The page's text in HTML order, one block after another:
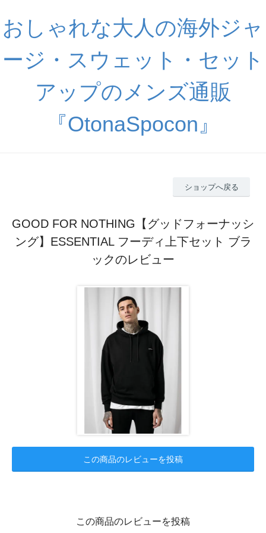
おしゃれな大人の海外ジャ
ージ・スウェット・セット
アップのメンズ通販
『OtonaSpocon』
ショップへ戻る
GOOD FOR NOTHING【グッドフォーナッシ
ング】ESSENTIAL フーディ上下セット ブラ
ックのレビュー
この商品のレビューを投稿
この商品のレビューを投稿